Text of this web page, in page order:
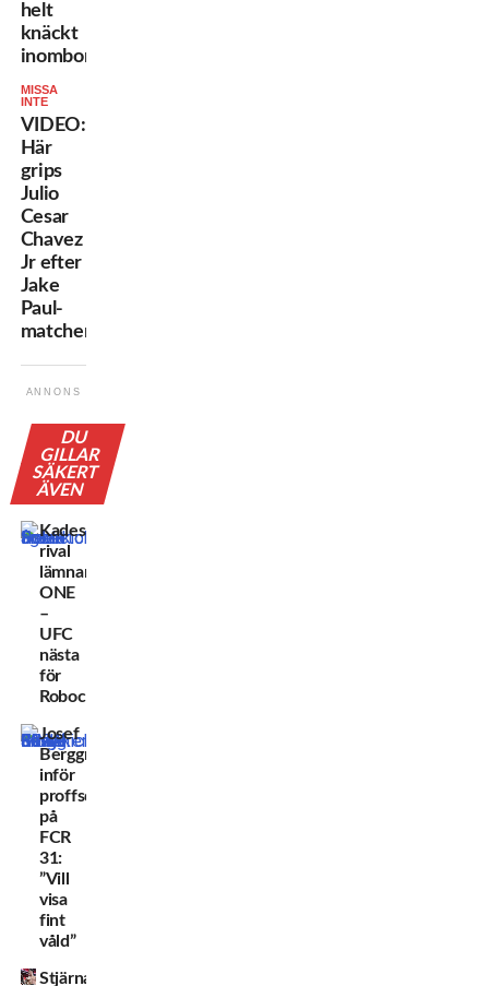
helt
knäckt
inombords”
MISSA
INTE
VIDEO:
Här
grips
Julio
Cesar
Chavez
Jr efter
Jake
Paul-
matchen
ANNONS
DU
GILLAR
SÄKERT
ÄVEN
Kadestams
rival
lämnar
ONE
–
UFC
nästa
för
Robocop?
Josef
Berggren
inför
proffsdebuten
på
FCR
31:
”Vill
visa
fint
våld”
Stjärnans